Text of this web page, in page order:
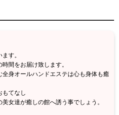
す。
間をお届け致します。
身オールハンドエステは心も身体も癒
てなし
女達が癒しの館へ誘う事でしょう。